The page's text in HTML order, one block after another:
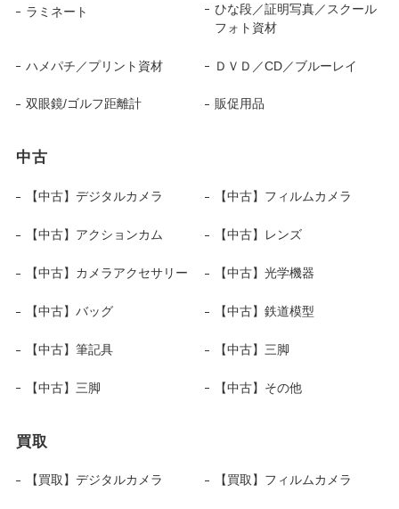
ラミネート
ひな段／証明写真／スクール
フォト資材
ハメパチ／プリント資材 ＤＶＤ／CD／ブルーレイ
双眼鏡/ゴルフ距離計 販促用品
中古
【中古】デジタルカメラ 【中古】フィルムカメラ
【中古】アクションカム 【中古】レンズ
【中古】カメラアクセサリー 【中古】光学機器
【中古】バッグ 【中古】鉄道模型
【中古】筆記具 【中古】三脚
【中古】三脚 【中古】その他
買取
【買取】デジタルカメラ 【買取】フィルムカメラ